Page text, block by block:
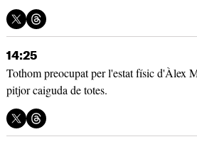
14:25
Tothom preocupat per l'estat físic d'Àlex
pitjor caiguda de totes.